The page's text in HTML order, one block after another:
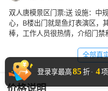
登录享最高85折 · 4
双人唐模景区门票:送 设施：中
心，B楼出门就是鱼灯表演区，
棒，工作人员很热情，介绍门禁
全部真
价格说明